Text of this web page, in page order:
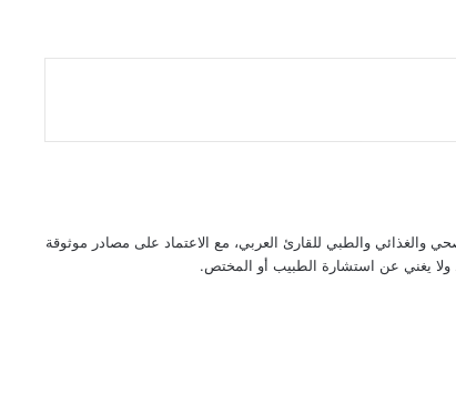
والغذائي والطبي للقارئ العربي، مع الاعتماد على مصادر موثوقة
يغني عن استشارة الطبيب أو المختص.